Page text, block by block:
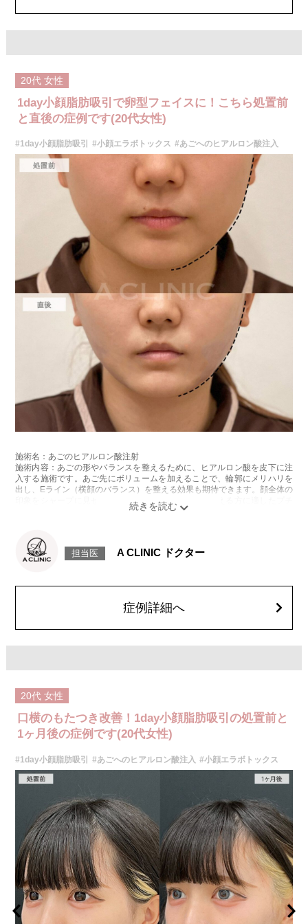
20代 女性
1day小顔脂肪吸引で卵型フェイスに！こちら処置前
と直後の症例です(20代女性)
#1day小顔脂肪吸引 #小顔エラボトックス #あごへのヒアルロン酸注入
施術名：あごのヒアルロン酸注射
施術内容：あごの形やバランスを整えるために、ヒアルロン酸を皮下に注
入する施術です。あご先にボリュームを加えることで、輪郭にメリハリを
出し、Eライン（横顔のバランス）を整える効果も期待できます。顔全体の
印象をシャープに見せたい方や、あごが引っ込んで見える方に適したプチ
生じることがありますが、通常は数日〜1週間程度で徐々に軽快します。ま
た、稀にアレルギー反応、細菌感染、血管閉塞、しこり（硬化）や小さな
費用：
レスチレンリフト※横浜院限定 76,800円(税込)
クレヴィエルコントア 109,800円(税込)
ボリューマ 131,800円(税込)
施術内容：ボツリヌス菌から抽出されるたんぱく質を注入し、過剰に発達
した筋肉の動きを抑制します。これにより噛み締めの改善、咬筋を減量し
細くする効果やフェイスラインのもたつきを改善する効果がございます。
医師とのカウンセリングで注入量をお選びいただきます。メスを使わず注
射のみの処置のためダウンタイムはほとんどありません。効果は4～6か月
程続きます。
施術時間：約10分〜20分程
リスク、副作用：腫れ、赤み、内出血、痛み、突っ張り感などが生じるこ
とがございます。また、稀にアレルギー、細菌感染症などが生じることが
ございます。ボトックス注入後は男性は3か月、女性は2か月避妊して頂く
ようお願いします。
費用：アラガン社製 21,800円(税込) 〜164,400円(税込)
韓国製ボツリヌストキシン 5,500円(税込)〜78,000円(税込)
オプション：表面麻酔 3,300円(税込) 笑気麻酔 3,300円(税込)
施術名：1day小顔脂肪吸引
施術内容：脂肪を減らしたい箇所に合わせて目立ちにくい箇所に2～3mm
ほどの切開を加え、カニューレと呼ばれる細い管を用いて、脂肪細胞を直
接吸引し、除去します。同時にAスレッド®と呼ばれる溶ける繊維をお顔の
目立たない部分から皮下へ挿入し、皮膚を内側から引き上げて固定しま
す。
施術時間：約30分程
担当医 A CLINIC ドクター
症例詳細へ
20代 女性
口横のもたつき改善！1day小顔脂肪吸引の処置前と
1ヶ月後の症例です(20代女性)
#1day小顔脂肪吸引 #あごへのヒアルロン酸注入 #小顔エラボトックス